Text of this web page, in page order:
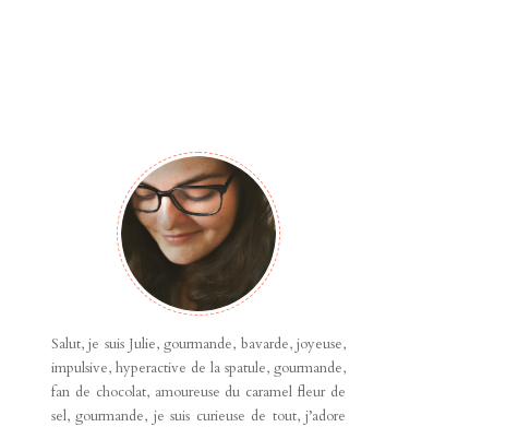
Salut, je suis Julie, gourmande, bavarde, joyeuse,
impulsive, hyperactive de la spatule, gourmande,
fan de chocolat, amoureuse du caramel fleur de
sel, gourmande, je suis curieuse de tout, j’adore